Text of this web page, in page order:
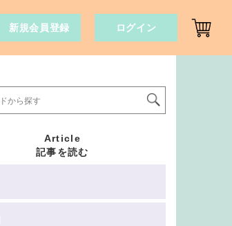
Article
記事を読む
新規会員登録 ログイン